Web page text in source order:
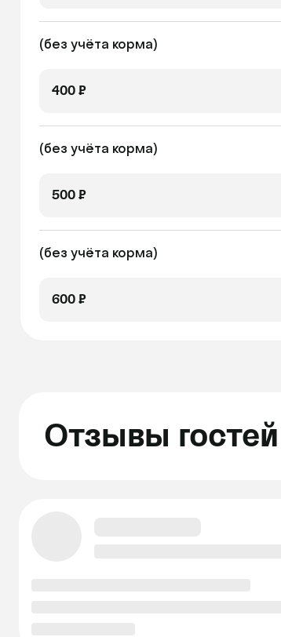
(без учёта корма)
400 ₽
(без учёта корма)
500 ₽
(без учёта корма)
600 ₽
Отзывы